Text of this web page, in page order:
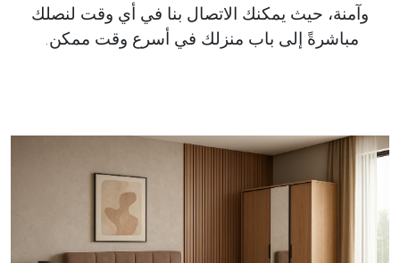
وآمنة، حيث يمكنك الاتصال بنا في أي وقت لنصلك
مباشرةً إلى باب منزلك في أسرع وقت ممكن.